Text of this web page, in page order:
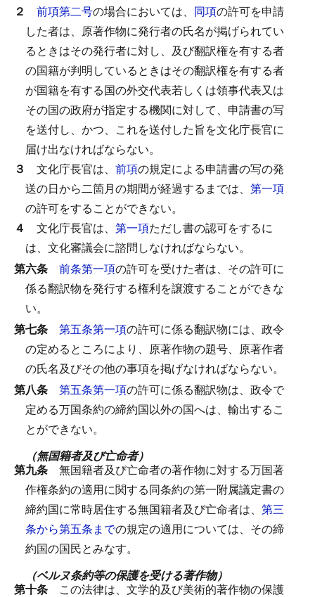
２ 前項第二号の場合においては、 同項の許可を申請
した者は、原著作物に発行者の氏名が掲げられてい
るときはその発行者に対し、及び翻訳権を有する者
の国籍が判明しているときはその翻訳権を有する者
が国籍を有する国の外交代表若しくは領事代表又は
その国の政府が指定する機関に対して、申請書の写
を送付し、かつ、これを送付した旨を文化庁長官に
届け出なければならない。
３ 文化庁長官は、 前項の規定による申請書の写の発
送の日から二箇月の期間が経過するまでは、 第一項
の許可をすることができない。
４ 文化庁長官は、 第一項ただし書の認可をするに
は、文化審議会に諮問しなければならない。
第六条 前条第一項の許可を受けた者は、その許可に
係る翻訳物を発行する権利を譲渡することができな
い。
第七条 第五条第一項の許可に係る翻訳物には、政令
の定めるところにより、原著作物の題号、原著作者
の氏名及びその他の事項を掲げなければならない。
第八条 第五条第一項の許可に係る翻訳物は、政令で
定める万国条約の締約国以外の国へは、輸出するこ
とができない。
（無国籍者及び亡命者）
第九条 無国籍者及び亡命者の著作物に対する万国著
作権条約の適用に関する同条約の第一附属議定書の
締約国に常時居住する無国籍者及び亡命者は、 第三
条から第五条までの規定の適用については、その締
約国の国民とみなす。
（ベルヌ条約等の保護を受ける著作物）
第十条 この法律は、文学的及び美術的著作物の保護